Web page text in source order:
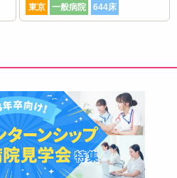
東京 一般病院 644床